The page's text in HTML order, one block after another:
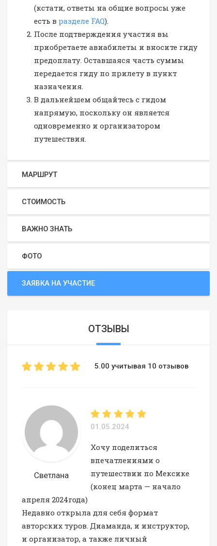
(кстати, ответы на общие вопросы уже
есть в разделе FAQ).
После подтверждения участия вы
приобретаете авиабилеты и вносите гиду
предоплату. Оставшаяся часть суммы
передается гиду по прилету в пункт
назначения.
В дальнейшем общайтесь с гидом
напрямую, поскольку он является
одновременно и организатором
путешествия.
МАРШРУТ
СТОИМОСТЬ
ВАЖНО ЗНАТЬ
ФОТО
ЗАЯВКА НА УЧАСТИЕ
ОТЗЫВЫ
5.00 учитывая 10 отзывов
Светлана
01.05.2024
Хочу поделиться
впечатлениями о
путешествии по Мексике
(конец марта — начало
апреля 2024года)
Недавно открыла для себя формат
авторских туров. Диаманда, и инструктор,
и организатор, а также личный